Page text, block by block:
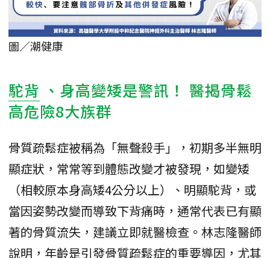
圖／潮健康
駝背 、身高變矮是警訊！ 醫揭骨鬆
高危險8大族群
骨質疏鬆症被稱為「無聲殺手」，初期多半無明
顯症狀，常常等到體態改變才被發現，如變矮
（相較原本身高矮4公分以上）、明顯駝背，或
當因姿勢改變而導致下背痛時，通常代表已有顯
著的骨質流失，建議立即就醫檢查。林志隆醫師
說明，年齡是引發骨質疏鬆症的重要導因，尤其